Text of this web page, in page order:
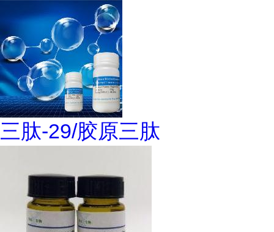
三肽-29/胶原三肽